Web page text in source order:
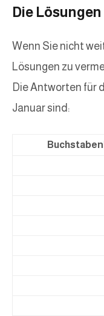
Die
Wenn Sie nicht
Lösungen zu
Die Antworten für
Januar sind: